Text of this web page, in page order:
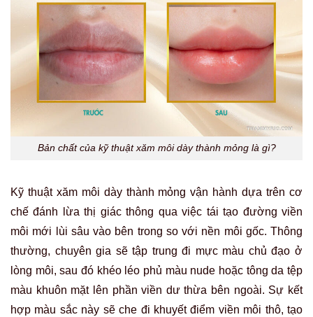
Bản chất của kỹ thuật xăm môi dày thành mỏng là gì?
Kỹ thuật xăm môi dày thành mỏng vận hành dựa trên cơ
chế đánh lừa thị giác thông qua việc tái tạo đường viền
môi mới lùi sâu vào bên trong so với nền môi gốc. Thông
thường, chuyên gia sẽ tập trung đi mực màu chủ đạo ở
lòng môi, sau đó khéo léo phủ màu nude hoặc tông da tệp
màu khuôn mặt lên phần viền dư thừa bên ngoài. Sự kết
hợp màu sắc này sẽ che đi khuyết điểm viền môi thô, tạo